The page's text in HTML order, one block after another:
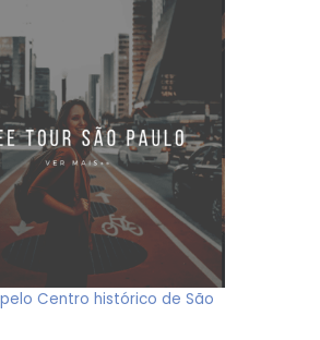
Centro histórico de São